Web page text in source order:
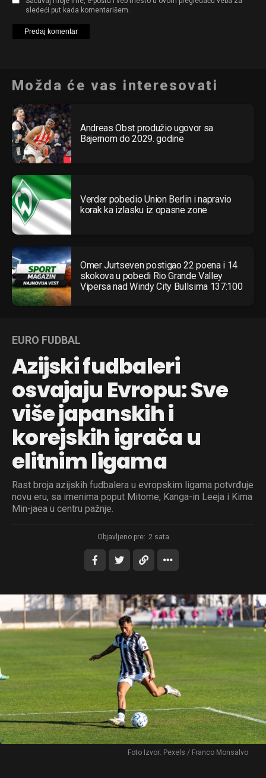
sledeći put kada komentarišem.
Možda će vas interesovati
Andreas Obst produžio ugovor sa
Bajernom do 2029. godine
Verder pobedio Union Berlin i napravio
korak ka izlasku iz opasne zone
Omer Jurtseven postigao 22 poena i 14
skokova u pobedi Rio Grande Valley
Vipersa nad Windy City Bullsima 137:100
EURO FUDBAL
Azijski fudbaleri
osvajaju Evropu: Sve
više japanskih i
korejskih igrača u
elitnim ligama
Rast broja azijskih fudbalera u evropskim ligama potvrđuje
novu eru, sa imenima poput Mitome, Kanga-in Leeja i Kima
Min-jaea u centru pažnje.
Objavljeno pre: 2 sata
Foto Izvor: Pexels / Franco Monsalvo